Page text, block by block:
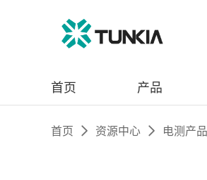
首页 产品
首页 资源中心 电测产品